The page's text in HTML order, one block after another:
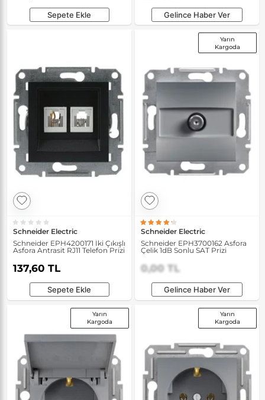
Sepete Ekle Gelince Haber Ver
Schneider Electric
Schneider EPH4200171 İki Çıkışlı
Asfora Antrasit RJ11 Telefon Prizi
137,60 TL
Sepete Ekle
Yarın
Kargoda
Schneider Electric
Schneider EPH3700162 Asfora
Çelik 1dB Sonlu SAT Prizi
0,00 TL
Gelince Haber Ver
Yarın
Kargoda
Yarın
Kargoda